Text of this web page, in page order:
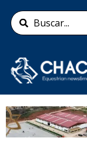
contenido
Search
...
Añade aquí tu
cabecera